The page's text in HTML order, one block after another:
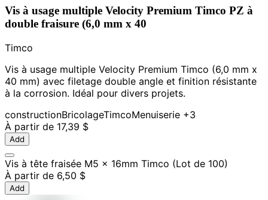
Vis à usage multiple Velocity Premium Timco PZ à
double fraisure (6,0 mm x 40
Timco
Vis à usage multiple Velocity Premium Timco (6,0 mm x
40 mm) avec filetage double angle et finition résistante
à la corrosion. Idéal pour divers projets.
constructionBricolageTimcoMenuiserie +3
À partir de 17,39 $
Add
Vis à tête fraisée M5 x 16mm Timco (Lot de 100)
À partir de 6,50 $
Add